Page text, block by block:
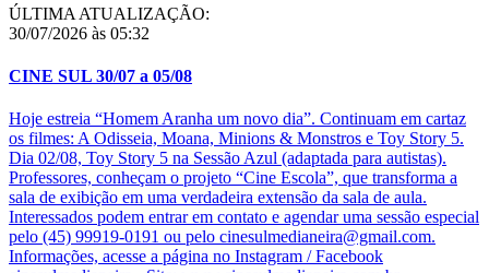
ÚLTIMA ATUALIZAÇÃO:
30/07/2026 às 05:32
CINE SUL 30/07 a 05/08
Hoje estreia “Homem Aranha um novo dia”. Continuam em cartaz
os filmes: A Odisseia, Moana, Minions & Monstros e Toy Story 5.
Dia 02/08, Toy Story 5 na Sessão Azul (adaptada para autistas).
Professores, conheçam o projeto “Cine Escola”, que transforma a
sala de exibição em uma verdadeira extensão da sala de aula.
Interessados podem entrar em contato e agendar uma sessão especial
pelo (45) 99919-0191 ou pelo cinesulmedianeira@gmail.com.
Informações, acesse a página no Instagram / Facebook